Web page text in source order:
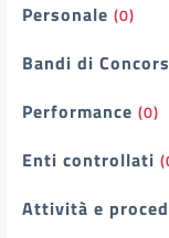
Personale (0)
Bandi di
Performance (0)
Enti controllati
Attività e